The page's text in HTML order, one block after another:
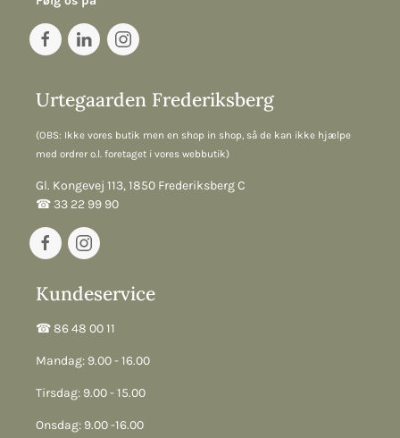
Urtegaarden Frederiksberg
(OBS: Ikke vores butik men en shop in shop, så de kan ikke hjælpe
med ordrer o.l. foretaget i vores webbutik)
Gl. Kongevej 113, 1850 Frederiksberg C
☎︎ 33 22 99 90
Kundeservice
☎︎ 86 48 00 11
Mandag: 9.00 - 16.00
Tirsdag: 9.00 - 15.00
Onsdag: 9.00 -16.00